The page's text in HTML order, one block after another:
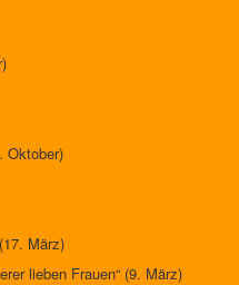
Oktober)
März)
lieben Frauen“ (9. März)